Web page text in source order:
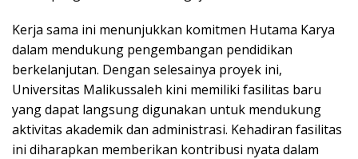
Kerja sama ini menunjukkan komitmen Hutama Karya
dalam mendukung pengembangan pendidikan
berkelanjutan. Dengan selesainya proyek ini,
Universitas Malikussaleh kini memiliki fasilitas baru
yang dapat langsung digunakan untuk mendukung
aktivitas akademik dan administrasi. Kehadiran fasilitas
ini diharapkan memberikan kontribusi nyata dalam